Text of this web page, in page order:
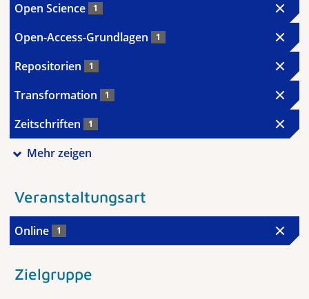
Open Science 1
Open-Access-Grundlagen 1
Repositorien 1
Transformation 1
Zeitschriften 1
Mehr zeigen
Veranstaltungsart
Online 1
Zielgruppe